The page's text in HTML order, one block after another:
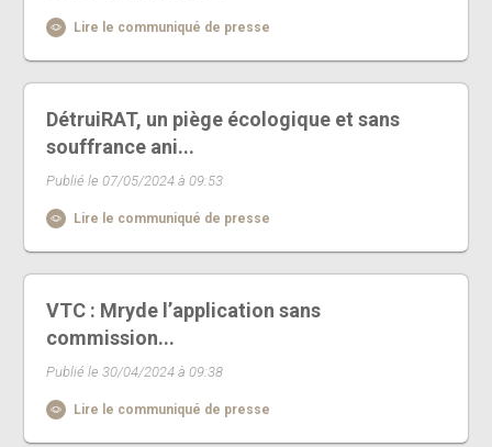
Lire le communiqué de presse
DétruiRAT, un piège écologique et sans
souffrance ani...
Publié le 07/05/2024 à 09:53
Lire le communiqué de presse
VTC : Mryde l’application sans
commission...
Publié le 30/04/2024 à 09:38
Lire le communiqué de presse